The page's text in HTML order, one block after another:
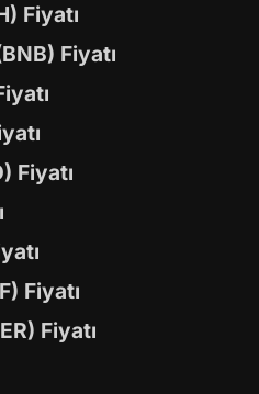
Fiyatı
Fiyatı
Fiyatı
Fiyatı
Fiyatı